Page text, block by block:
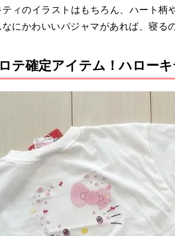
ィのイラストはもちろん、ハート柄
にかわいいパジャマがあれば、寝る
テ確定アイテム！ハロー